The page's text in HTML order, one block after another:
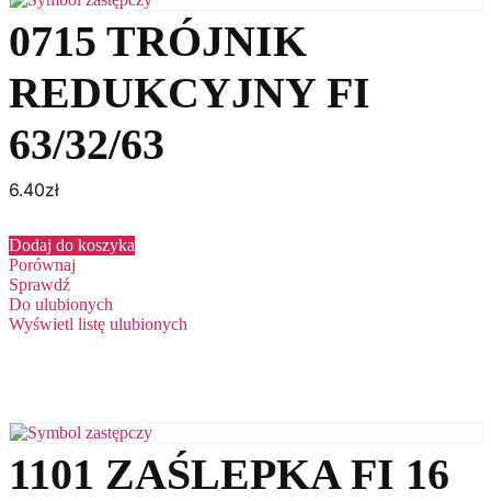
0715 TRÓJNIK
REDUKCYJNY FI
63/32/63
6.40zł
Dodaj do koszyka
Porównaj
Sprawdź
Do ulubionych
Wyświetl listę ulubionych
1101 ZAŚLEPKA FI 16